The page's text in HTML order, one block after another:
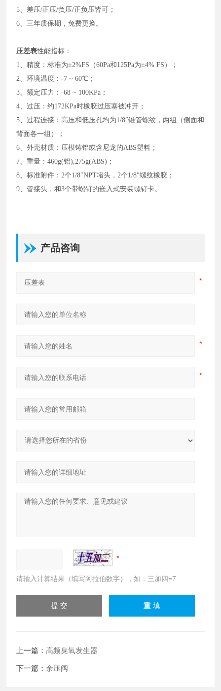
5、差压/正压/负压/正负压皆可；
6、三年质保期，免费更换。
压差表性能指标：
1、精度：标准为±2%FS（60Pa和125Pa为±4% FS）；
2、环境温度：-7 ~ 60℃；
3、额定压力：-68 ~ 100KPa；
4、过压：约172KPa时橡胶过压塞被冲开；
5、过程连接：高压和低压孔均为1/8″锥管螺纹，两组（侧面和
背面各一组）；
6、外壳材质：压模铸铝或含尼龙的ABS塑料；
7、重量：460g(铝),275g(ABS)；
8、标准附件：2个1/8″NPT堵头，2个1/8″螺纹橡胶；
9、管接头，和3个带螺钉的嵌入式安装螺钉卡。
产品咨询
请输入计算结果（填写阿拉伯数字），如：三加四=7
上一篇：高频臭氧发生器
下一篇：余压阀